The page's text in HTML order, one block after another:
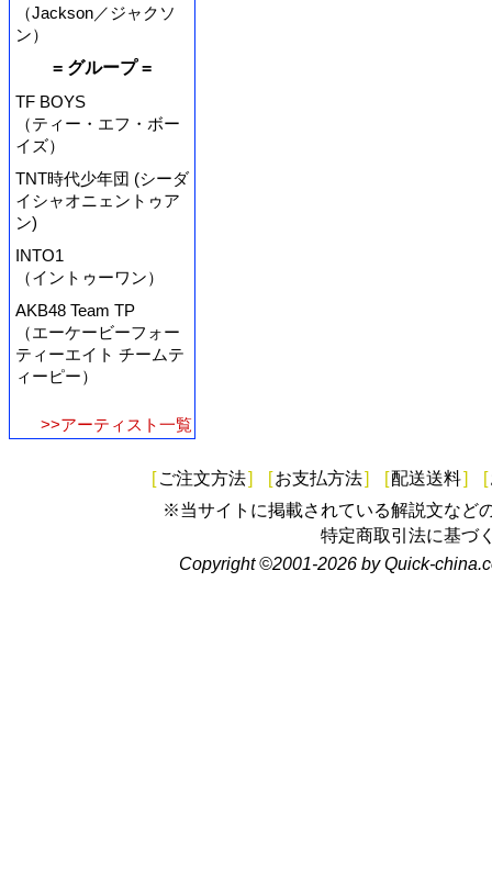
（Jackson／ジャクソ
ン）
= グループ =
TF BOYS
（ティー・エフ・ボー
イズ）
TNT時代少年団 (シーダ
イシャオニェントゥア
ン)
INTO1
（イントゥーワン）
AKB48 Team TP
（エーケービーフォー
ティーエイト チームテ
ィーピー）
>>アーティスト一覧
[ ご注文方法] [お支払方法] [配送送料] [
※当サイトに掲載されている解説文など
特定商取引法に基づ
Copyright ©2001-2026 by Quick-